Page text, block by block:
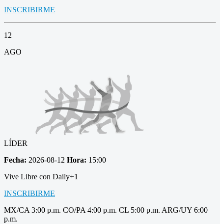
INSCRIBIRME
12
AGO
LÍDER
Fecha: 2026-08-12 Hora: 15:00
Vive Libre con Daily+1
INSCRIBIRME
MX/CA 3:00 p.m. CO/PA 4:00 p.m. CL 5:00 p.m. ARG/UY 6:00
p.m.